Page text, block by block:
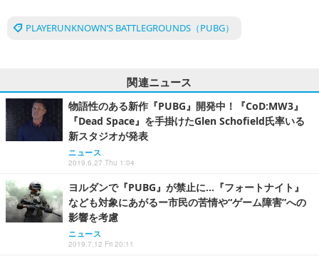
PLAYERUNKNOWN’S BATTLEGROUNDS（PUBG）
関連ニュース
物語性のある新作『PUBG』開発中！『CoD:MW3』
『Dead Space』を手掛けたGlen Schofield氏率いる
新スタジオが発表
ニュース
2019.6.27 Thu 1:04
ヨルダンで『PUBG』が禁止に…『フォートナイト』
なども対象にあがるー市民の苦情や“ゲーム障害”への
影響を考慮
ニュース
2019.7.12 Fri 20:11